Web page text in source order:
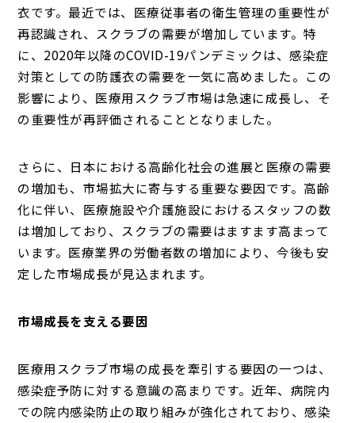
衣です。最近では、医療従事者の衛生管理の重要性が
再認識され、スクラブの需要が増加しています。特
に、2020年以降のCOVID-19パンデミックは、感染症
対策としての防護衣の需要を一気に高めました。この
影響により、医療用スクラブ市場は急速に成長し、そ
の重要性が再評価されることとなりました。
さらに、日本における高齢化社会の進展と医療の需要
の増加も、市場拡大に寄与する重要な要因です。高齢
化に伴い、医療施設や介護施設におけるスタッフの数
は増加しており、スクラブの需要はますます高まって
います。医療業界の労働者数の増加により、今後も安
定した市場成長が見込まれます。
市場成長を支える要因
医療用スクラブ市場の成長を牽引する要因の一つは、
感染症予防に対する意識の高まりです。近年、病院内
での院内感染防止の取り組みが強化されており、感染